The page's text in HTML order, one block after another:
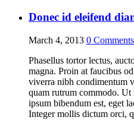
Donec id eleifend
March 4, 2013 0 Comments
Phasellus tortor lectus,
magna. Proin at faucibus
viverra nibh condimentum
quam rutrum commodo.
ipsum bibendum est, eget
Integer mollis dictum orci,